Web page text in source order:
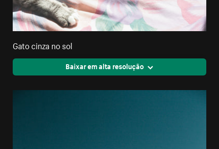
Gato cinza no sol
Baixar em alta resolução